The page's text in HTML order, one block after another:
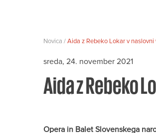
Novica /Aida z Rebeko Lokar v naslovni
sreda, 24. november 2021
Aida z Rebeko
Opera in Balet Slovenskega